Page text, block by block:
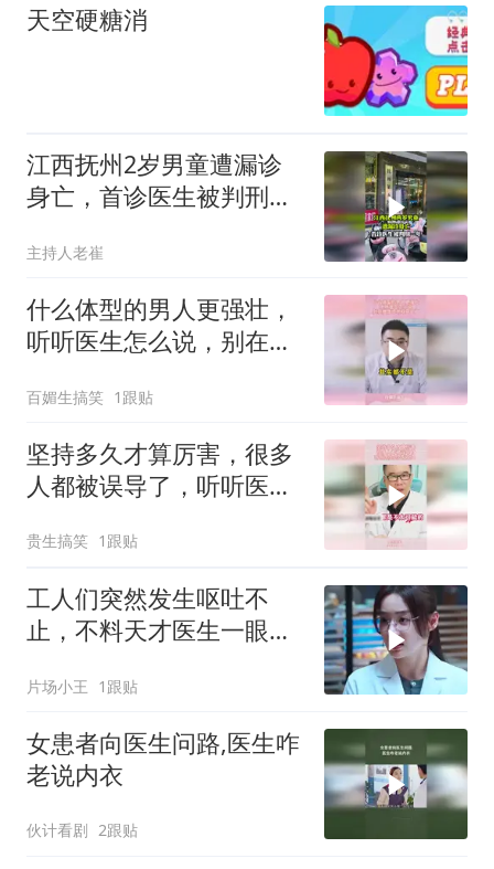
天空硬糖消
江西抚州2岁男童遭漏诊
身亡，首诊医生被判刑一
主持人老崔
什么体型的男人更强壮，
听听医生怎么说，别在傻
百媚生搞笑 1跟贴
坚持多久才算厉害，很多
人都被误导了，听听医生
贵生搞笑 1跟贴
工人们突然发生呕吐不
止，不料天才医生一眼就
片场小王 1跟贴
女患者向医生问路,医生咋
老说内衣
伙计看剧 2跟贴